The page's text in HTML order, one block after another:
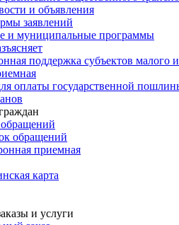
и объявления
заявлений
и муниципальные программы
поддержка субъектов малого
оплаты государственной
обращений
приемная
карта
и услуги